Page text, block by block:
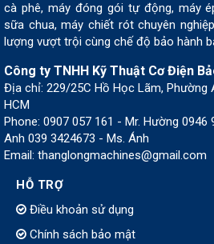
cà phê, máy đóng gói tự động, máy
sữa chua, máy chiết rót chuyên
lượng vượt trội cùng chế độ bảo hành
Công ty TNHH Kỹ Thuật Cơ Điện
Địa chỉ: 229/25C Hồ Học Lãm, Phường
HCM
Phone: 0907 057 161 - Mr. Hường 0946
Anh 039 3424673 - Ms. Ánh
Email: thanglongmachines@gmail.com
HỖ TRỢ
Điều khoản sử dụng
Chính sách bảo mật